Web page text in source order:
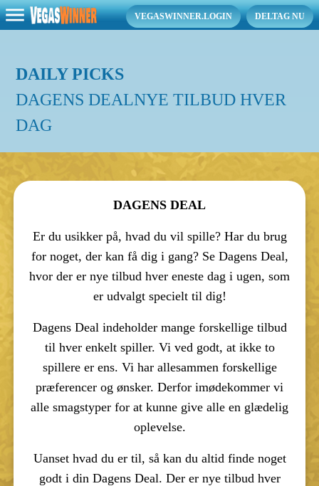
VEGASWINNER.LOGIN DELTAG NU
DAILY PICKS
DAGENS DEALNYE TILBUD HVER
DAG
DAGENS DEAL
Er du usikker på, hvad du vil spille? Har du brug
for noget, der kan få dig i gang? Se Dagens Deal,
hvor der er nye tilbud hver eneste dag i ugen, som
er udvalgt specielt til dig!
Dagens Deal indeholder mange forskellige tilbud
til hver enkelt spiller. Vi ved godt, at ikke to
spillere er ens. Vi har allesammen forskellige
præferencer og ønsker. Derfor imødekommer vi
alle smagstyper for at kunne give alle en glædelig
oplevelse.
Uanset hvad du er til, så kan du altid finde noget
godt i din Dagens Deal. Der er nye tilbud hver